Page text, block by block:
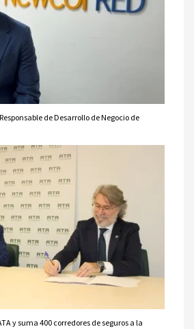
de Desarrollo de Negocio de
y suma 400 corredores de seguros a la